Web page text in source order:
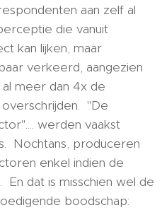
aan zelf al
die vanuit
kan lijken, maar
verkeerd, aangezien
meer dan 4x de
"De
werden vaakst
Nochtans, produceren
enkel indien de
dat is misschien wel de
boodschap: